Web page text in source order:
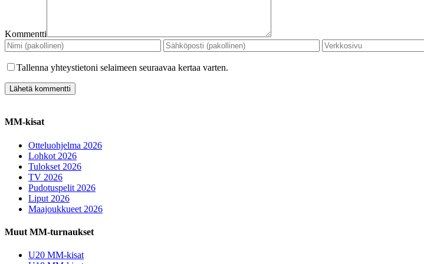
Kommentti
Tallenna yhteystietoni selaimeen seuraavaa kertaa varten.
MM-kisat
Otteluohjelma 2026
Lohkot 2026
Tulokset 2026
TV 2026
Pudotuspelit 2026
Liput 2026
Maajoukkueet 2026
Muut MM-turnaukset
U20 MM-kisat